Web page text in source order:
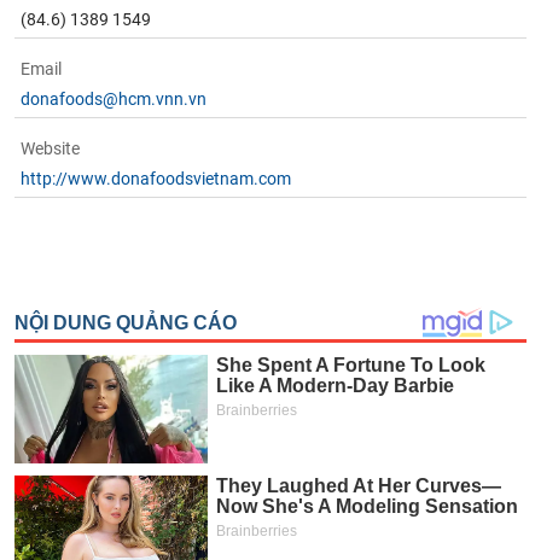
(84.6) 1389 1549
Email
donafoods@hcm.vnn.vn
Website
http://www.donafoodsvietnam.com